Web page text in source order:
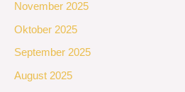
November 2025
Oktober 2025
September 2025
August 2025